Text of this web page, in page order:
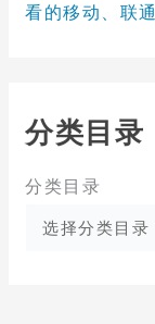
看的移动、联
分类目录
分类目录